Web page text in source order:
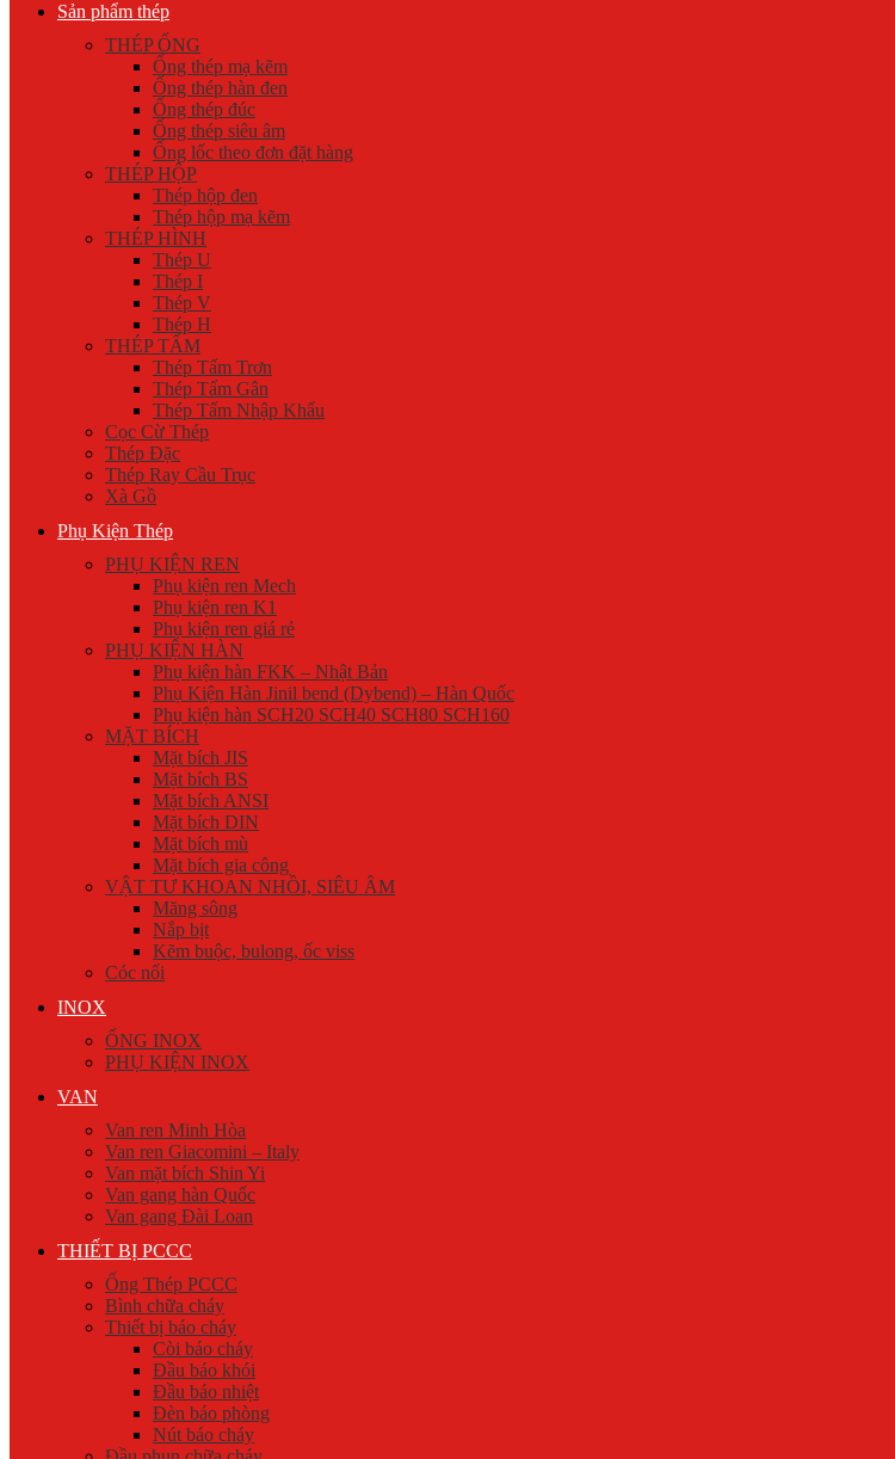
Sản phẩm thép
THÉP ỐNG
Ống thép mạ kẽm
Ống thép hàn đen
Ống thép đúc
Ống thép siêu âm
Ống lốc theo đơn đặt hàng
THÉP HỘP
Thép hộp đen
Thép hộp mạ kẽm
THÉP HÌNH
Thép U
Thép I
Thép V
Thép H
THÉP TẤM
Thép Tấm Trơn
Thép Tấm Gân
Thép Tấm Nhập Khẩu
Cọc Cừ Thép
Thép Đặc
Thép Ray Cầu Trục
Xà Gồ
Phụ Kiện Thép
PHỤ KIỆN REN
Phụ kiện ren Mech
Phụ kiện ren K1
Phụ kiện ren giá rẻ
PHỤ KIỆN HÀN
Phụ kiện hàn FKK – Nhật Bản
Phụ Kiện Hàn Jinil bend (Dybend) – Hàn Quốc
Phụ kiện hàn SCH20 SCH40 SCH80 SCH160
MẶT BÍCH
Mặt bích JIS
Mặt bích BS
Mặt bích ANSI
Mặt bích DIN
Mặt bích mù
Mặt bích gia công
VẬT TƯ KHOAN NHỒI, SIÊU ÂM
Măng sông
Nắp bịt
Kẽm buộc, bulong, ốc viss
Cóc nối
INOX
ỐNG INOX
PHỤ KIỆN INOX
VAN
Van ren Minh Hòa
Van ren Giacomini – Italy
Van mặt bích Shin Yi
Van gang hàn Quốc
Van gang Đài Loan
THIẾT BỊ PCCC
Ống Thép PCCC
Bình chữa cháy
Thiết bị báo cháy
Còi báo cháy
Đầu báo khói
Đầu báo nhiệt
Đèn báo phòng
Nút báo cháy